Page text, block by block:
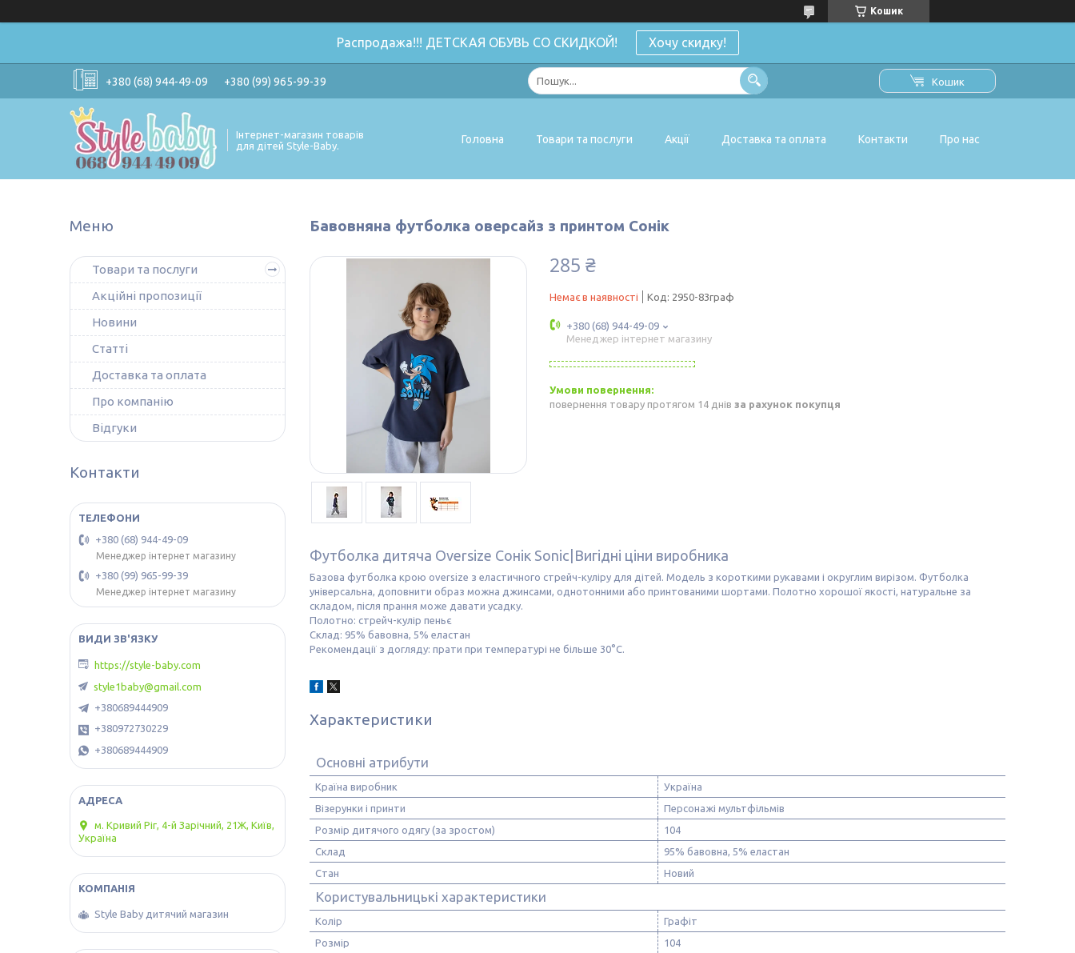
Кошик
Распродажа!!! ДЕТСКАЯ ОБУВЬ СО СКИДКОЙ! Хочу скидку!
+380 (68) 944-49-09 +380 (99) 965-99-39 Кошик
Інтернет-магазин товарів
для дітей Style-Baby.
Головна Товари та послуги Акції Доставка та оплата Контакти Про нас
Бавовняна футболка оверсайз з принтом Сонік
285 ₴
Немає в наявності Код: 2950-83граф
+380 (68) 944-49-09
Менеджер інтернет магазину
повернення товару протягом 14 днів за рахунок покупця
Футболка дитяча Oversize Сонік Sonic|Вигідні ціни виробника
Базова футболка крою oversize з еластичного стрейч-куліру для дітей. Модель з короткими рукавами і округлим вирізом. Футболка
універсальна, доповнити образ можна джинсами, однотонними або принтованими шортами. Полотно хорошої якості, натуральне за
складом, після прання може давати усадку.
Полотно: стрейч-кулір пеньє
Склад: 95% бавовна, 5% еластан
Рекомендації з догляду: прати при температурі не більше 30°C.
Характеристики
Основні атрибути
Країна виробник
Україна
Візерунки і принти
Персонажі мультфільмів
Розмір дитячого одягу (за зростом)
104
Склад
95% бавовна, 5% еластан
Стан
Новий
Користувальницькі характеристики
Колір
Графіт
Розмір
104
Товари та послуги
Акційні пропозиції
Новини
Статті
Доставка та оплата
Про компанію
Відгуки
Контакти
+380 (68) 944-49-09
Менеджер інтернет магазину
+380 (99) 965-99-39
Менеджер інтернет магазину
https://style-baby.com
style1baby@gmail.com
+380689444909
+380972730229
+380689444909
м. Кривий Ріг, 4-й Зарічний, 21Ж, Київ,
Україна
Style Baby дитячий магазин